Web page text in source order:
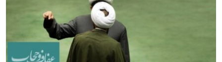
انتخابات ریاست جمهوری آمریکا ۲۰۲۴
حمله جمهوری اسلامی به اسرائیل